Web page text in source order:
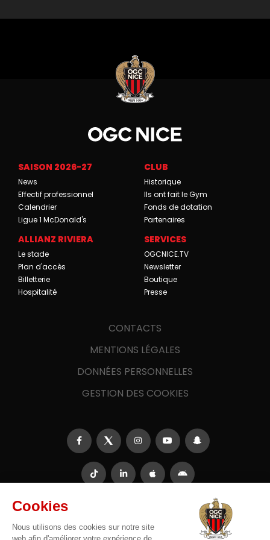
SAISON 2026-27
News
Effectif professionnel
Calendrier
Ligue 1 McDonald's
CLUB
Historique
Ils ont fait le Gym
Fonds de dotation
Partenaires
ALLIANZ RIVIERA
Le stade
Plan d'accès
Billetterie
Hospitalité
SERVICES
OGCNICE.TV
Newsletter
Boutique
Presse
CONTACTS
MENTIONS LÉGALES
DONNÉES PERSONNELLES
GESTION DES COOKIES